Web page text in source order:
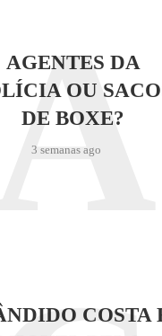
AGENTES DA
OU
DE BOXE?
3 semanas ago
COSTA